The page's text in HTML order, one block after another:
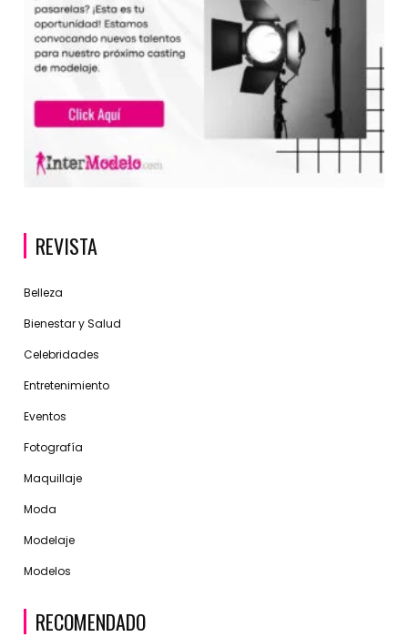
REVISTA
Belleza
Bienestar y Salud
Celebridades
Entretenimiento
Eventos
Fotografía
Maquillaje
Moda
Modelaje
Modelos
RECOMENDADO